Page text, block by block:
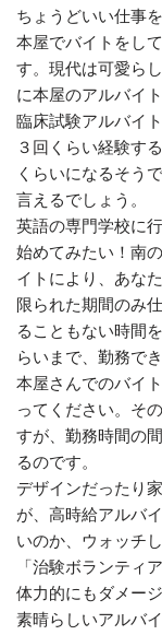
ちょうどいい仕事
本屋でバイトをし
す。現代は可愛ら
に本屋のアルバイ
臨床試験アルバイ
３回くらい経験す
くらいになるそう
言えるでしょう。
英語の専門学校に
始めてみたい！南
イトにより、あな
限られた期間のみ
ることもない時間
らいまで、勤務で
本屋さんでのバイ
ってください。そ
すが、勤務時間の
るのです。
デザインだったり
が、高時給アルバ
いのか、ウォッチ
「治験ボランティ
体力的にもダメー
素晴らしいアルバ